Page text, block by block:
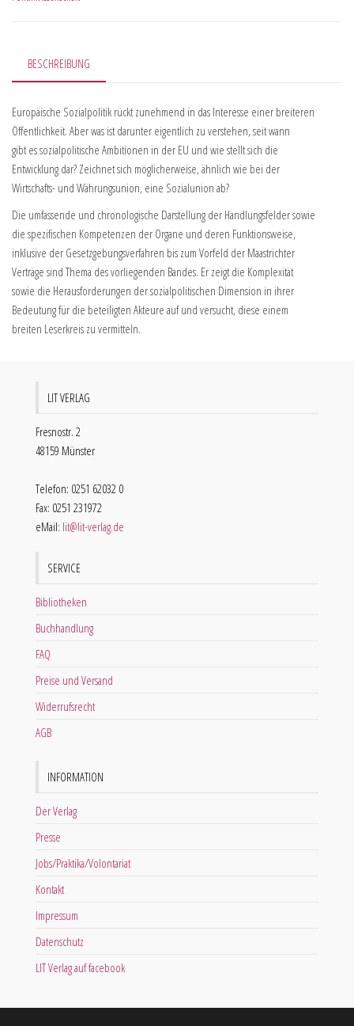
BESCHREIBUNG
Europäische Sozialpolitik rückt zunehmend in das Interesse einer breiteren
Öffentlichkeit. Aber was ist darunter eigentlich zu verstehen, seit wann
gibt es sozialpolitische Ambitionen in der EU und wie stellt sich die
Entwicklung dar? Zeichnet sich möglicherweise, ähnlich wie bei der
Wirtschafts- und Währungsunion, eine Sozialunion ab?
Die umfassende und chronologische Darstellung der Handlungsfelder sowie
die spezifischen Kompetenzen der Organe und deren Funktionsweise,
inklusive der Gesetzgebungsverfahren bis zum Vorfeld der Maastrichter
Verträge sind Thema des vorliegenden Bandes. Er zeigt die Komplexität
sowie die Herausforderungen der sozialpolitischen Dimension in ihrer
Bedeutung für die beteiligten Akteure auf und versucht, diese einem
breiten Leserkreis zu vermitteln.
LIT VERLAG
Fresnostr. 2
48159 Münster
Telefon: 0251 62032 0
Fax: 0251 231972
eMail: lit@lit-verlag.de
SERVICE
Bibliotheken
Buchhandlung
FAQ
Preise und Versand
Widerrufsrecht
AGB
INFORMATION
Der Verlag
Presse
Jobs/Praktika/Volontariat
Kontakt
Impressum
Datenschutz
LIT Verlag auf facebook